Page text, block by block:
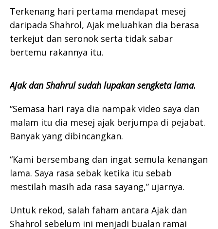
Terkenang hari pertama mendapat mesej
daripada Shahrol, Ajak meluahkan dia berasa
terkejut dan seronok serta tidak sabar
bertemu rakannya itu.
Ajak dan Shahrul sudah lupakan sengketa lama.
“Semasa hari raya dia nampak video saya dan
malam itu dia mesej ajak berjumpa di pejabat.
Banyak yang dibincangkan.
“Kami bersembang dan ingat semula kenangan
lama. Saya rasa sebak ketika itu sebab
mestilah masih ada rasa sayang,” ujarnya.
Untuk rekod, salah faham antara Ajak dan
Shahrol sebelum ini menjadi bualan ramai